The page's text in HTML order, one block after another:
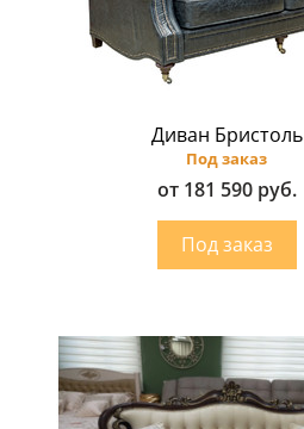
Диван Бристоль
Под заказ
от 181 590 руб.